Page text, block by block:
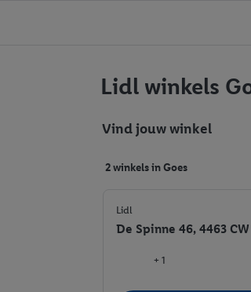
Lidl winkels
Vind jouw winkel
2 winkels in Goes
Lidl
De Spinne 46, 4463
+ 1